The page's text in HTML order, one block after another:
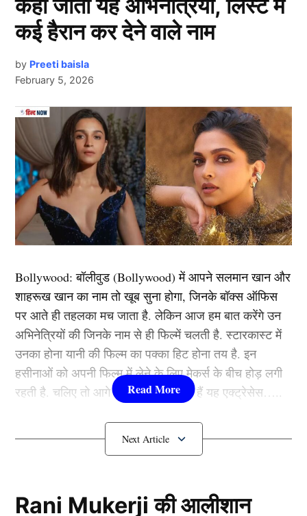
Kl Rahul
दरअसल, दिल्ली कैपिटल्स ने मेगा ऑक्शन से पहले अपने कप्तान
ऋषभ पंत को रिलीज कर दिया था। ऐसे में जब उन्होंने केएल
राहुल (KL Rahul) को अपने खेमे में शामिल किया, तो लगा कि
आईपीएल 2025 में राहुल ही दिल्ली की अगुवाई करते हुए नजर
आएंगे। मगर अब ऐसा होने की संभावना काफी कम नजर आ रही
है। मीडिया रिपोर्ट्स के अनुसार दिल्ली कैपिटल्स केएल राहुल की
रही है।
यह भी पढ़ें:बांग्लादेश दौरे पर जाएगी टीम इंडिया की B स्क्वाड,
वैभव सूर्यवशीं समेत 15 युवा खिलाड़ियों को मिला मौका
यह खिलाड़ी बनेगा कप्तान
Next Article
कही जाती यह अभिनेत्रियां, लिस्ट में
कई हैरान कर देने वाले नाम
by Preeti baisla
February 5, 2026
Bollywood:बॉलीवुड (Bollywood)में आपने सलमान खान और
शाहरूख खान का नाम तो खूब सुना होगा, जिनके बॉक्स ऑफिस
पर आते ही तहलका मच जाता है. लेकिन आज हम बात करेंगे उन
अभिनेत्रियों की जिनके नाम से ही फिल्में चलती है. स्टारकास्ट में
उनका होना यानी की फिल्म का पक्का हिट होना तय है. इन
हसीनाओं को अपनी फिल्म में लेने के लिए मेकर्स के बीच होड़ लगी
रहती है. चलिए तो आगे जानते हैं कौन-कौन हैं यह एक्ट्रेसेस…..
कौन हैंBollywood की यह हसीनाएं?
Padukone)
Rani Mukerji की आलीशान